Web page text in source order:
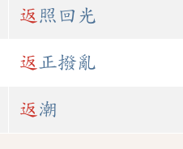
返 照回光
返 正撥亂
返 潮